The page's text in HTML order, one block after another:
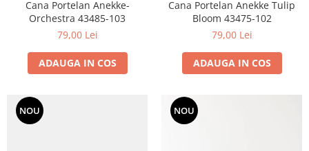
Cana Portelan Anekke-
Orchestra 43485-103
79,00 Lei
ADAUGA IN COS
Cana Portelan Anekke Tulip
Bloom 43475-102
79,00 Lei
ADAUGA IN COS
NOU NOU